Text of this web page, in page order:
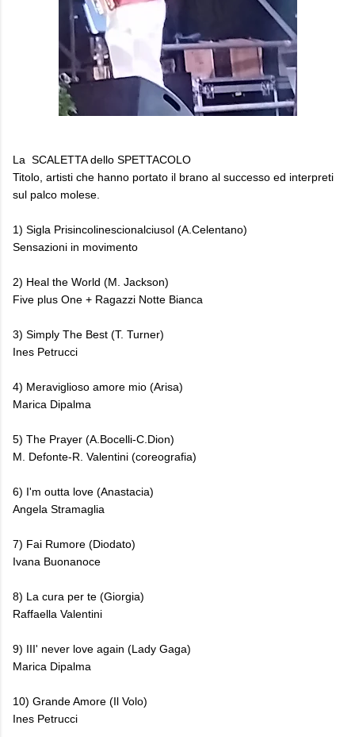
La SCALETTA dello SPETTACOLO
Titolo, artisti che hanno portato il brano al successo ed interpreti
sul palco molese.
1) Sigla Prisincolinescionalciusol (A.Celentano)
Sensazioni in movimento
2) Heal the World (M. Jackson)
Five plus One + Ragazzi Notte Bianca
3) Simply The Best (T. Turner)
Ines Petrucci
4) Meraviglioso amore mio (Arisa)
Marica Dipalma
5) The Prayer (A.Bocelli-C.Dion)
M. Defonte-R. Valentini (coreografia)
6) I'm outta love (Anastacia)
Angela Stramaglia
7) Fai Rumore (Diodato)
Ivana Buonanoce
8) La cura per te (Giorgia)
Raffaella Valentini
9) III' never love again (Lady Gaga)
Marica Dipalma
10) Grande Amore (Il Volo)
Ines Petrucci